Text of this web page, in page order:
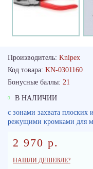
Производитель: Knipex
Код товара: KN-0301160
Бонусные баллы: 21
В НАЛИЧИИ
с зонами захвата плоских
режущими кромками для
2 970 р.
НАШЛИ ДЕШЕВЛЕ?